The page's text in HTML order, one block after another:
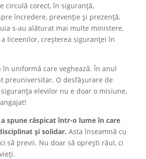
circulă corect, în siguranță,
încredere, prevenție și prezență,
s-au alăturat mai multe ministere,
liceenilor, creșterea siguranței în
uniformă care veghează. În anul
preuniversitar. O desfășurare de
elevilor nu e doar o misiune,
spune răspicat într-o lume în care
și solidar. Asta înseamnă cu
să previi. Nu doar să oprești răul, ci